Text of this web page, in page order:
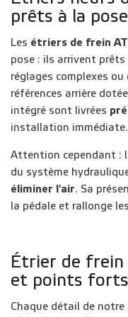
prêts à la pose
Les étriers de frein
pose : ils arrivent
réglages complexes
références arrière
intégré sont livrées
installation immédiate.
Attention cependant :
du système
éliminer l'air. Sa
la pédale et rallonge
Étrier de frein
et points forts
Chaque détail de